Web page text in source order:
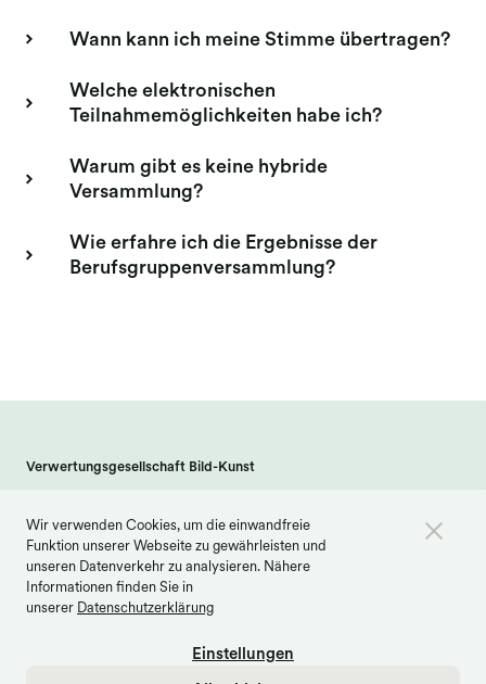
Wann kann ich meine Stimme übertragen?
Welche elektronischen
Teilnahmemöglichkeiten habe ich?
Warum gibt es keine hybride
Versammlung?
Wie erfahre ich die Ergebnisse der
Berufsgruppenversammlung?
Verwertungsgesellschaft Bild-Kunst
info@bildkunst.de·Telefon 0228 979 20 -600
Impressum Datenschutz
Barrierefreiheit Cookie Einstellungen
Wir verwenden Cookies, um die einwandfreie
Funktion unserer Webseite zu gewährleisten und
unseren Datenverkehr zu analysieren. Nähere
Informationen finden Sie in
unserer Datenschutzerklärung
Einstellungen